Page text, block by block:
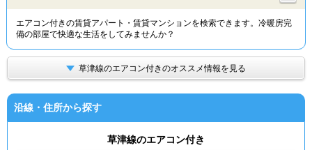
TOP
エアコン付きの賃貸アパート・賃貸マンションを検索できます。冷暖房完
備の部屋で快適な生活をしてみませんか？
草津線のエアコン付きのオススメ情報を見る
沿線・住所から探す
草津線のエアコン付き